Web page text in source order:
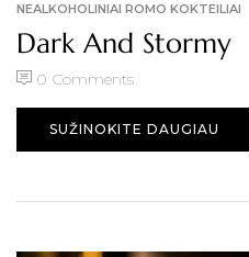
NEALKOHOLINIAI ROMO KOKTEILIAI
Dark And Stormy
0 Comments
SUŽINOKITE DAUGIAU